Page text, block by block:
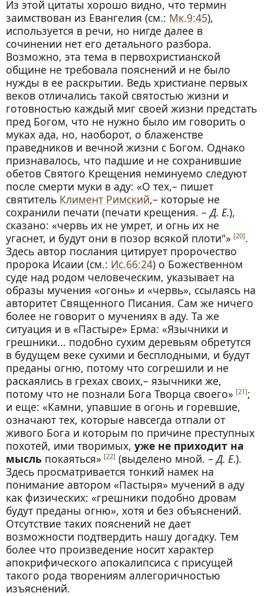
Из этой цитаты хорошо видно, что термин
заимствован из Евангелия (см.: Мк.9:45),
используется в речи, но нигде далее в
сочинении нет его детального разбора.
Возможно, эта тема в первохристианской
общине не требовала пояснений и не было
нужды в ее раскрытии. Ведь христиане первых
веков отличались такой святостью жизни и
готовностью каждый миг своей жизни предстать
пред Богом, что не нужно было им говорить о
муках ада, но, наоборот, о блаженстве
праведников и вечной жизни с Богом. Однако
признавалось, что падшие и не сохранившие
обетов Святого Крещения неминуемо следуют
после смерти муки в аду: «О тех,– пишет
святитель Климент Римский,– которые не
сохранили печати (печати крещения. –Д. Е.),
сказано: «червь их не умрет, и огнь их не
угаснет, и будут они в позор всякой плоти"» [20].
Здесь автор послания цитирует пророчество
пророка Исаии (см.: Ис.66:24) о Божественном
суде над родом человеческим, указывает на
образы мучения «огонь» и «червь», ссылаясь на
авторитет Священного Писания. Сам же ничего
более не говорит о мучениях в аду. Та же
ситуация и в «Пастыре» Ерма: «Язычники и
грешники... подобно сухим деревьям обретутся
в будущем веке сухими и бесплодными, и будут
преданы огню, потому что согрешили и не
раскаялись в грехах своих,– язычники же,
потому что не познали Бога Творца своего» [21];
и еще: «Камни, упавшие в огонь и горевшие,
означают тех, которые навсегда отпали от
живого Бога и которым по причине преступных
похотей, ими творимых, уже не приходит на
мысль покаяться» [22] (выделено мной. –Д. Е.).
Здесь просматривается тонкий намек на
понимание автором «Пастыря» мучений в аду
как физических: «грешники подобно дровам
будут преданы огню», хотя и без объяснений.
Отсутствие таких пояснений не дает
возможности подтвердить нашу догадку. Тем
более что произведение носит характер
апокрифического апокалипсиса с присущей
такого рода творениям аллегоричностью
изъяснений.